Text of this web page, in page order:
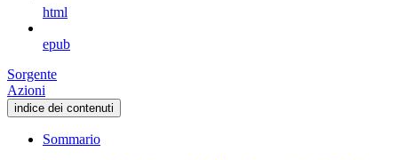
html
epub
Sorgente
Azioni
indice dei contenuti
Sommario